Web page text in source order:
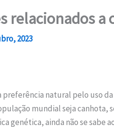
relacionados a
2023
natural pelo uso
mundial seja canhota,
genética, ainda não se sabe